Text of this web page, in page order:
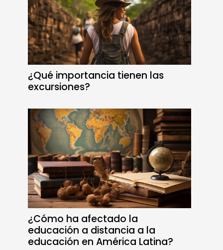
¿Qué importancia tienen las
excursiones?
¿Cómo ha afectado la
educación a distancia a la
educación en América Latina?